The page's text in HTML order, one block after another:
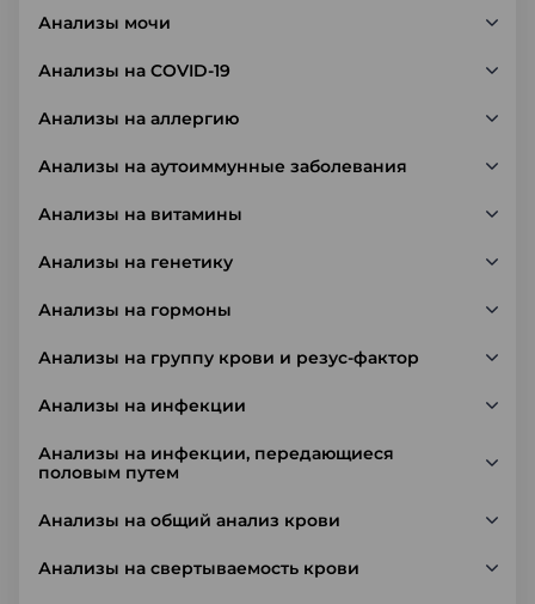
Анализы мочи
Анализы на COVID-19
Анализы на аллергию
Анализы на аутоиммунные заболевания
Анализы на витамины
Анализы на генетику
Анализы на гормоны
Анализы на группу крови и резус-фактор
Анализы на инфекции
Анализы на инфекции, передающиеся
половым путем
Анализы на общий анализ крови
Анализы на свертываемость крови